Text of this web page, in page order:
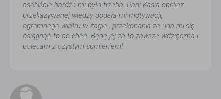
osobiście bardzo mi było trzeba. Pani Kasia oprócz
przekazywanej wiedzy dodała mi motywacji,
ogromnego wiatru w żagle i przekonania że uda mi się
osiągnąć to co chce. Będę jej za to zawsze wdzięczna i
polecam z czystym sumieniem!